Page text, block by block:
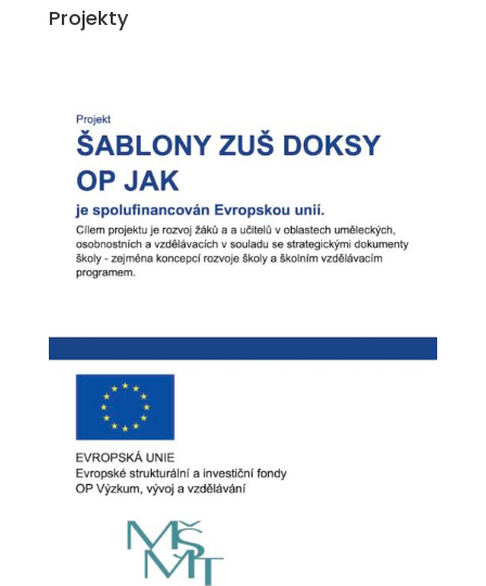
Projekty